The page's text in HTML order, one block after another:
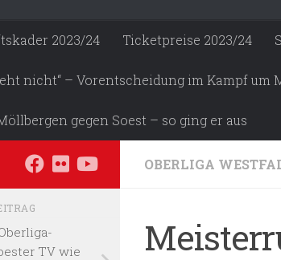
2023/24 Ticketpreise 2023/24
nicht“ – Vorentscheidung im Kampf um
gegen Soest – so ging er aus
OBERLIGA
TV wie